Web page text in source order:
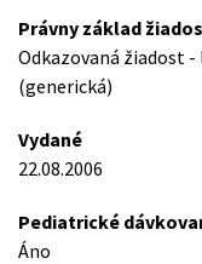
Právny základ
Odkazovaná žiadost
(generická)
Vydané
22.08.2006
Pediatrické
Áno